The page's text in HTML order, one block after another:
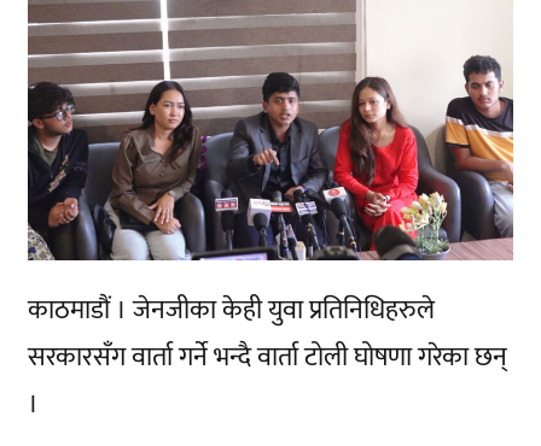
काठमाडौं । जेनजीका केही युवा प्रतिनिधिहरुले
सरकारसँग वार्ता गर्ने भन्दै वार्ता टोली घोषणा गरेका छन्
।